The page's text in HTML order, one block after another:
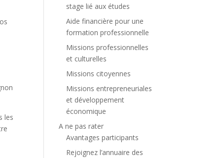
les
stage lié aux études
Aide financière pour une
formation professionnelle
Missions professionnelles
et culturelles
Missions citoyennes
Missions entrepreneuriales
et développement
économique
A ne pas rater
Avantages participants
Rejoignez l’annuaire des